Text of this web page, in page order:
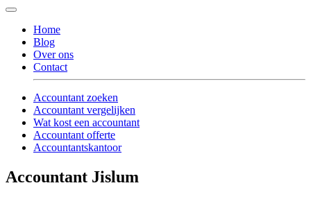
Home
Blog
Over ons
Contact
Accountant zoeken
Accountant vergelijken
Wat kost een accountant
Accountant offerte
Accountantskantoor
Accountant Jislum